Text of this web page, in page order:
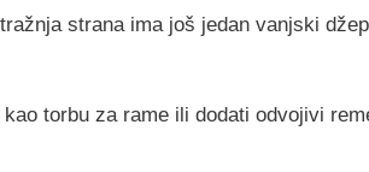
strana ima još jedan vanjski
torbu za rame ili dodati odvojivi